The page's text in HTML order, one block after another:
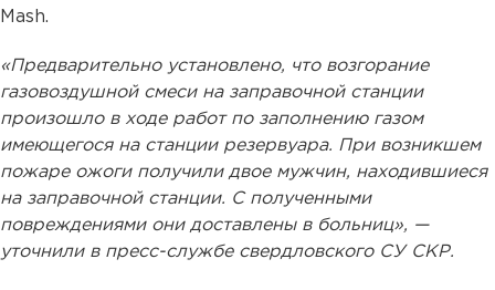
Mash.
«Предварительно установлено, что возгорание
газовоздушной смеси на заправочной станции
произошло в ходе работ по заполнению газом
имеющегося на станции резервуара. При возникшем
пожаре ожоги получили двое мужчин, находившиеся
на заправочной станции. С полученными
повреждениями они доставлены в больниц», —
уточнили в пресс-службе свердловского СУ СКР.